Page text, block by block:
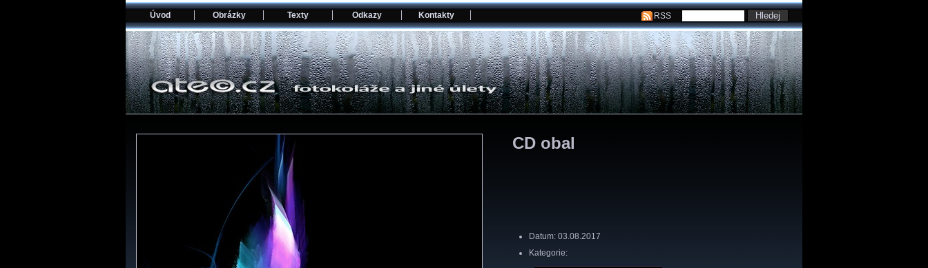
Úvod Obrázky Texty Odkazy Kontakty RSS
CD obal
Datum: 03.08.2017
Kategorie: